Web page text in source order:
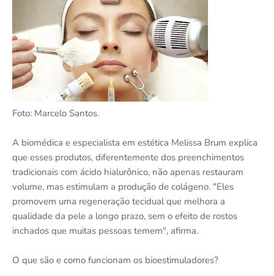
Foto: Marcelo Santos.
A biomédica e especialista em estética Melissa Brum explica
que esses produtos, diferentemente dos preenchimentos
tradicionais com ácido hialurônico, não apenas restauram
volume, mas estimulam a produção de colágeno. "Eles
promovem uma regeneração tecidual que melhora a
qualidade da pele a longo prazo, sem o efeito de rostos
inchados que muitas pessoas temem", afirma.
O que são e como funcionam os bioestimuladores?